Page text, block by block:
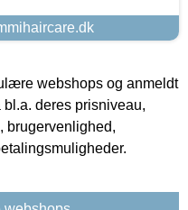
webshops og anmeldt
deres prisniveau,
brugervenlighed,